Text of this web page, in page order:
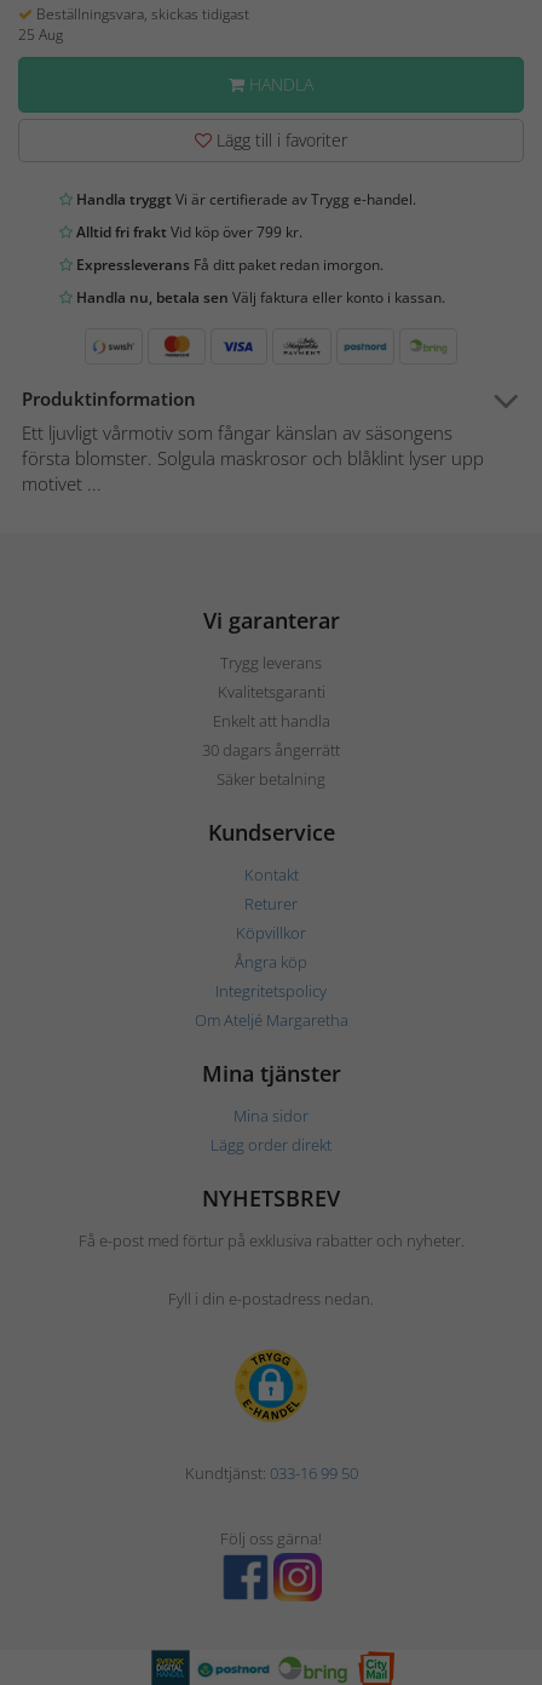
Beställningsvara, skickas tidigast
25 Aug
HANDLA
Lägg till i favoriter
Handla tryggtVi är certifierade av Trygg e-handel.
Alltid fri fraktVid köp över 799 kr.
Expressleverans Få ditt paket redan imorgon.
Handla nu, betala sen Välj faktura eller konto i kassan.
Produktinformation
Ett ljuvligt vårmotiv som fångar känslan av säsongens
första blomster. Solgula maskrosor och blåklint lyser upp
motivet ...
Vi garanterar
Trygg leverans
Kvalitetsgaranti
Enkelt att handla
30 dagars ångerrätt
Säker betalning
Kundservice
Kontakt
Returer
Köpvillkor
Ångra köp
Integritetspolicy
Om Ateljé Margaretha
Mina tjänster
Mina sidor
Lägg order direkt
NYHETSBREV
Få e-post med förtur på exklusiva rabatter och nyheter.
Fyll i din e-postadress nedan.
Kundtjänst: 033-16 99 50
Följ oss gärna!